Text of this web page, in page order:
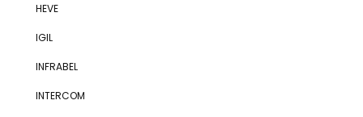
HEVE
IGIL
INFRABEL
INTERCOM